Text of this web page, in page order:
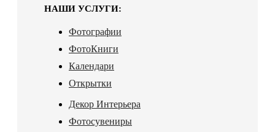
НАШИ УСЛУГИ:
Фотографии
ФотоКниги
Календари
Открытки
Декор Интерьера
Фотосувениры